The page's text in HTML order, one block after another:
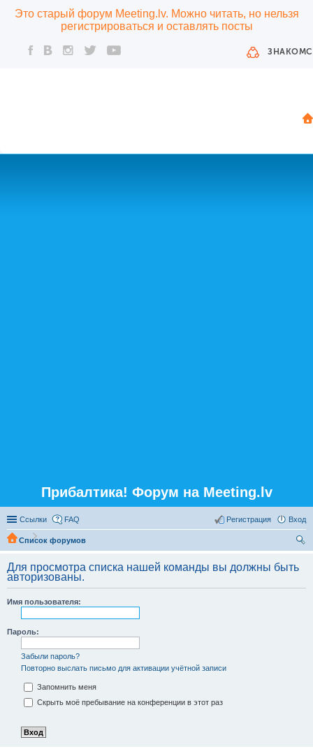
Это старый форум Meeting.lv. Можно читать, но нельзя
регистрироваться и оставлять посты
Прибалтика! Форум на Meeting.lv
Ссылки FAQ Вход
Регистрация
Список форумов
Для просмотра списка нашей команды вы должны быть
авторизованы.
Имя пользователя:
Пароль:
Забыли пароль?
Повторно выслать письмо для активации учётной записи
Запомнить меня
Скрыть моё пребывание на конференции в этот раз